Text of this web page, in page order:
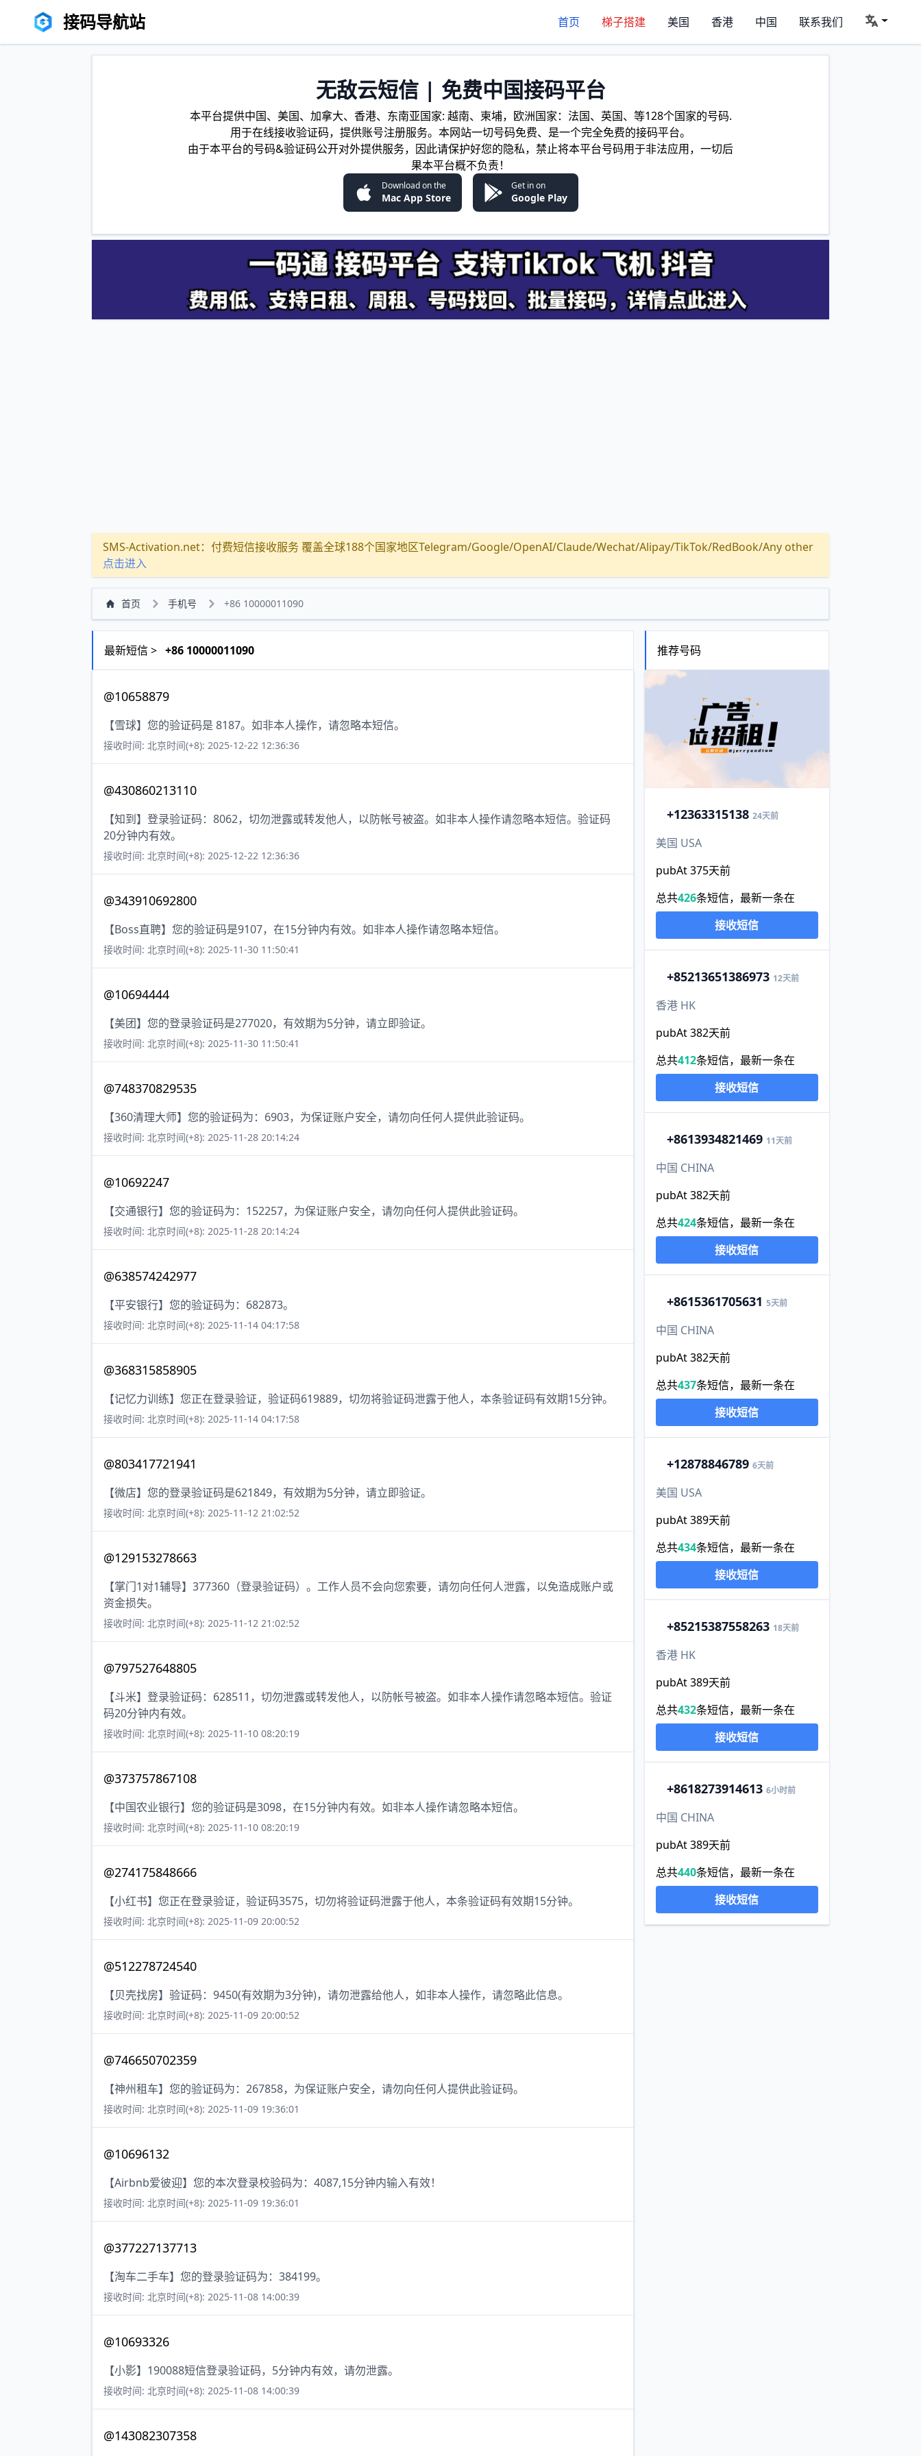
接码导航站 首页 梯子搭建 美国 香港 中国 联系我们
无敌云短信 | 免费中国接码平台
本平台提供中国、美国、加拿大、香港、东南亚国家: 越南、柬埔，欧洲国家：法国、英国、等128个国家的号码.
用于在线接收验证码，提供账号注册服务。本网站一切号码免费、是一个完全免费的接码平台。
由于本平台的号码&验证码公开对外提供服务，因此请保护好您的隐私，禁止将本平台号码用于非法应用，一切后
果本平台概不负责！
Download on the
Mac App Store
Get in on
Google Play
SMS-Activation.net：付费短信接收服务 覆盖全球188个国家地区Telegram/Google/OpenAI/Claude/Wechat/Alipay/TikTok/RedBook/Any other
点击进入
首页 手机号 +86 10000011090
最新短信 > +86 10000011090
@10658879
【雪球】您的验证码是 8187。如非本人操作，请忽略本短信。
接收时间: 北京时间(+8): 2025-12-22 12:36:36
@430860213110
【知到】登录验证码：8062，切勿泄露或转发他人，以防帐号被盗。如非本人操作请忽略本短信。验证码
20分钟内有效。
接收时间: 北京时间(+8): 2025-12-22 12:36:36
@343910692800
【Boss直聘】您的验证码是9107，在15分钟内有效。如非本人操作请忽略本短信。
接收时间: 北京时间(+8): 2025-11-30 11:50:41
@10694444
【美团】您的登录验证码是277020，有效期为5分钟，请立即验证。
接收时间: 北京时间(+8): 2025-11-30 11:50:41
@748370829535
【360清理大师】您的验证码为：6903，为保证账户安全，请勿向任何人提供此验证码。
接收时间: 北京时间(+8): 2025-11-28 20:14:24
@10692247
【交通银行】您的验证码为：152257，为保证账户安全，请勿向任何人提供此验证码。
接收时间: 北京时间(+8): 2025-11-28 20:14:24
@638574242977
【平安银行】您的验证码为：682873。
接收时间: 北京时间(+8): 2025-11-14 04:17:58
@368315858905
【记忆力训练】您正在登录验证，验证码619889，切勿将验证码泄露于他人，本条验证码有效期15分钟。
接收时间: 北京时间(+8): 2025-11-14 04:17:58
@803417721941
【微店】您的登录验证码是621849，有效期为5分钟，请立即验证。
接收时间: 北京时间(+8): 2025-11-12 21:02:52
@129153278663
【掌门1对1辅导】377360（登录验证码）。工作人员不会向您索要，请勿向任何人泄露，以免造成账户或
资金损失。
接收时间: 北京时间(+8): 2025-11-12 21:02:52
@797527648805
【斗米】登录验证码：628511，切勿泄露或转发他人，以防帐号被盗。如非本人操作请忽略本短信。验证
码20分钟内有效。
接收时间: 北京时间(+8): 2025-11-10 08:20:19
@373757867108
【中国农业银行】您的验证码是3098，在15分钟内有效。如非本人操作请忽略本短信。
接收时间: 北京时间(+8): 2025-11-10 08:20:19
@274175848666
【小红书】您正在登录验证，验证码3575，切勿将验证码泄露于他人，本条验证码有效期15分钟。
接收时间: 北京时间(+8): 2025-11-09 20:00:52
@512278724540
【贝壳找房】验证码：9450(有效期为3分钟)，请勿泄露给他人，如非本人操作，请忽略此信息。
接收时间: 北京时间(+8): 2025-11-09 20:00:52
@746650702359
【神州租车】您的验证码为：267858，为保证账户安全，请勿向任何人提供此验证码。
接收时间: 北京时间(+8): 2025-11-09 19:36:01
@10696132
【Airbnb爱彼迎】您的本次登录校验码为：4087,15分钟内输入有效！
接收时间: 北京时间(+8): 2025-11-09 19:36:01
@377227137713
【淘车二手车】您的登录验证码为：384199。
接收时间: 北京时间(+8): 2025-11-08 14:00:39
@10693326
【小影】190088短信登录验证码，5分钟内有效，请勿泄露。
接收时间: 北京时间(+8): 2025-11-08 14:00:39
@143082307358
推荐号码
+12363315138 24天前
美国 USA
pubAt 375天前
总共426条短信，最新一条在
接收短信
+85213651386973 12天前
香港 HK
pubAt 382天前
总共412条短信，最新一条在
接收短信
+8613934821469 11天前
中国 CHINA
pubAt 382天前
总共424条短信，最新一条在
接收短信
+8615361705631 5天前
中国 CHINA
pubAt 382天前
总共437条短信，最新一条在
接收短信
+12878846789 6天前
美国 USA
pubAt 389天前
总共434条短信，最新一条在
接收短信
+85215387558263 18天前
香港 HK
pubAt 389天前
总共432条短信，最新一条在
接收短信
+8618273914613 6小时前
中国 CHINA
pubAt 389天前
总共440条短信，最新一条在
接收短信